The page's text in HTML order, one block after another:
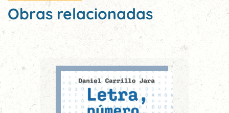
Obras relacionadas